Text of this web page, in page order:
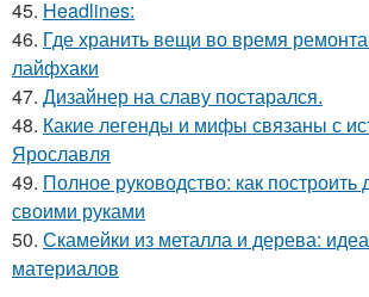
45. Headlines:
46. Где хранить вещи во время
лайфхаки
47. Дизайнер на славу постарался.
48. Какие легенды и мифы связаны с
Ярославля
49. Полное руководство: как построить
своими руками
50. Скамейки из металла и дерева:
материалов